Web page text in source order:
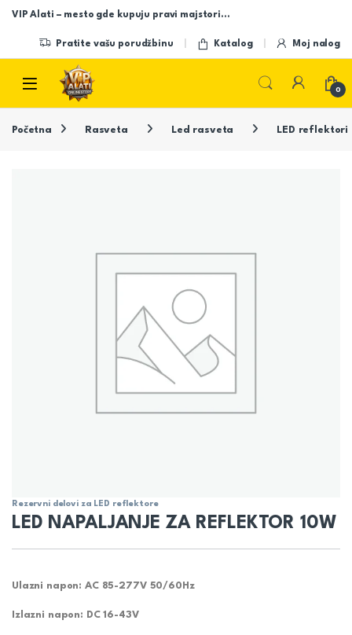
Skip to navigation
Skip to content
VIP Alati – mesto gde kupuju pravi majstori…
Pratite vašu porudžbinu Katalog Moj nalog
Open
0
Početna Rasveta Led rasveta LED reflektori
Rezervni delovi za LED reflektore
LED NAPALJANJE ZA REFLEKTOR 10W
Ulazni napon: AC 85-277V 50/60Hz
Izlazni napon: DC 16-43V